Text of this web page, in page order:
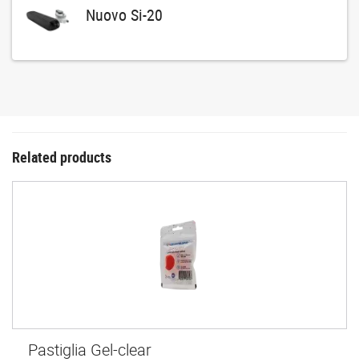
Nuovo Si-20
Related products
Pastiglia Gel-clear